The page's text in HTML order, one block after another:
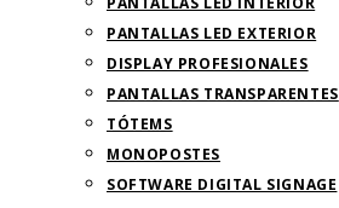
PANTALLAS LED EXTERIOR
DISPLAY PROFESIONALES
PANTALLAS TRANSPARENTES
TÓTEMS
MONOPOSTES
SOFTWARE DIGITAL SIGNAGE